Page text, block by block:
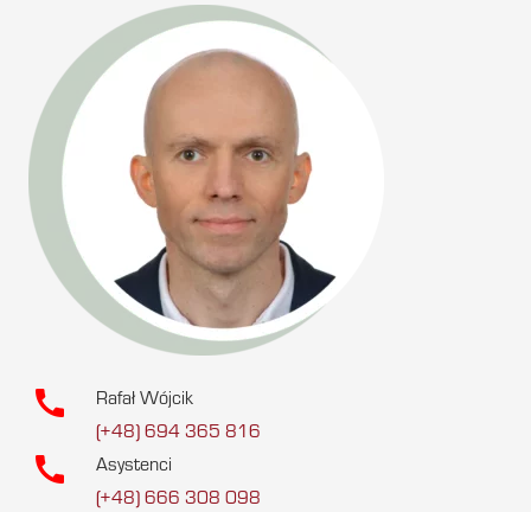
call
Rafał Wójcik
(+48) 694 365 816
call
Asystenci
(+48) 666 308 098